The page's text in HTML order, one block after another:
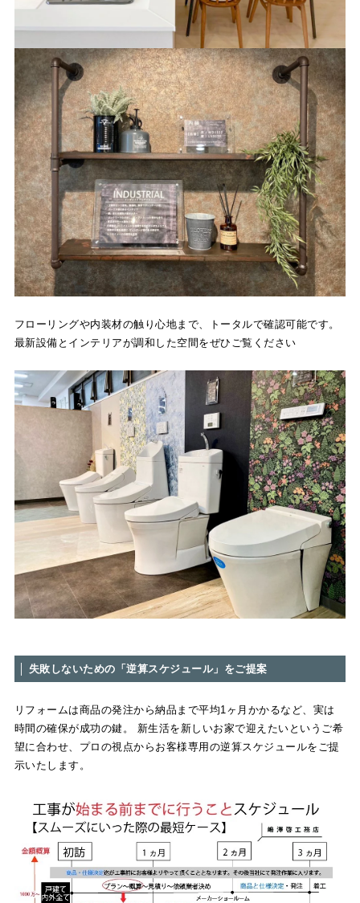
フローリングや内装材の触り心地まで、トータルで確認可能です。
最新設備とインテリアが調和した空間をぜひご覧ください
│ 失敗しないための「逆算スケジュール」をご提案
リフォームは商品の発注から納品まで平均1ヶ月かかるなど、実は
時間の確保が成功の鍵。 新生活を新しいお家で迎えたいというご希
望に合わせ、プロの視点からお客様専用の逆算スケジュールをご提
示いたします。